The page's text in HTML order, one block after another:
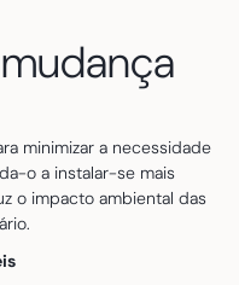
minimizar a necessidade
o a instalar-se mais
o impacto ambiental das